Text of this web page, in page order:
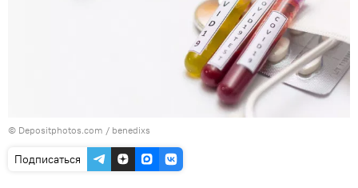
© Depositphotos.com / benedixs
Подписаться